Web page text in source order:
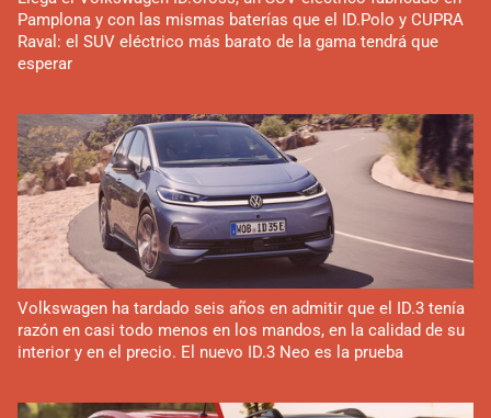
Pamplona y con las mismas baterías que el ID.Polo y CUPRA
Raval: el SUV eléctrico más barato de la gama tendrá que
esperar
Volkswagen ha tardado seis años en admitir que el ID.3 tenía
razón en casi todo menos en los mandos, en la calidad de su
interior y en el precio. El nuevo ID.3 Neo es la prueba